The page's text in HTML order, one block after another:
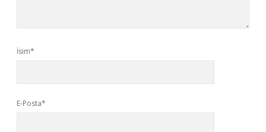
İsim*
E-Posta*